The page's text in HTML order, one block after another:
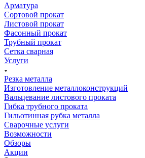
Арматура
Сортовой прокат
Листовой прокат
Фасонный прокат
Трубный прокат
Сетка сварная
Услуги
Резка металла
Изготовление металлоконструкций
Вальцевание листового проката
Гибка трубного проката
Гильотинная рубка металла
Сварочные услуги
Возможности
Обзоры
Акции